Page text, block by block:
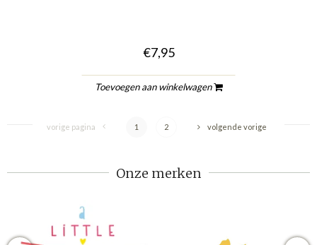
€7,95
Toevoegen aan winkelwagen
vorige pagina 1 2 volgende vorige
Onze merken